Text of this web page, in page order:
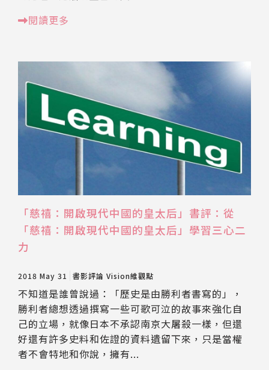
閱讀更多
「慈禧：開啟現代中國的皇太后」書評：從
「慈禧：開啟現代中國的皇太后」學習三心二
力
2018 May 31 書影評論 Vision維觀點
不知道是誰曾說過：「歷史是由勝利者書寫的」，
勝利者總想透過撰寫一些可歌可泣的故事來強化自
己的立場，就像日本不承認南京大屠殺一樣，但還
好還有許多史料和佐證的資料遺留下來，只是當權
者不會特地和你說，擁有...